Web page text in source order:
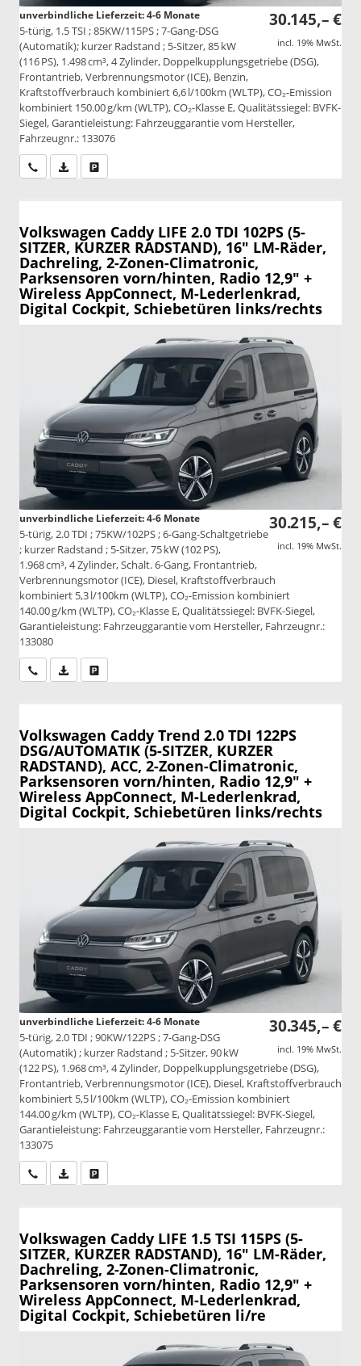
30.145,– €
incl. 19% MwSt.
unverbindliche Lieferzeit: 4-6 Monate
5-türig, 1.5 TSI ; 85KW/115PS ; 7-Gang-DSG
(Automatik); kurzer Radstand ; 5-Sitzer, 85 kW
(116 PS), 1.498 cm³, 4 Zylinder, Doppelkupplungsgetriebe (DSG),
Frontantrieb, Verbrennungsmotor (ICE), Benzin,
Kraftstoffverbrauch kombiniert 6,6 l/100km (WLTP), CO₂-Emission
kombiniert 150.00 g/km (WLTP), CO₂-Klasse E, Qualitätssiegel: BVFK-
Siegel, Garantieleistung: Fahrzeuggarantie vom Hersteller,
Fahrzeugnr.: 133076
Wir rufen Sie anPDF-Datei, Fahrzeugexposé drucken
Volkswagen Caddy LIFE 2.0 TDI 102PS (5-
SITZER, KURZER RADSTAND), 16" LM-Räder,
Dachreling, 2-Zonen-Climatronic,
Parksensoren vorn/hinten, Radio 12,9" +
Wireless AppConnect, M-Lederlenkrad,
Digital Cockpit, Schiebetüren links/rechts
30.215,– €
incl. 19% MwSt.
unverbindliche Lieferzeit: 4-6 Monate
5-türig, 2.0 TDI ; 75KW/102PS ; 6-Gang-Schaltgetriebe
; kurzer Radstand ; 5-Sitzer, 75 kW (102 PS),
1.968 cm³, 4 Zylinder, Schalt. 6-Gang, Frontantrieb,
Verbrennungsmotor (ICE), Diesel, Kraftstoffverbrauch
kombiniert 5,3 l/100km (WLTP), CO₂-Emission kombiniert
140.00 g/km (WLTP), CO₂-Klasse E, Qualitätssiegel: BVFK-Siegel,
Garantieleistung: Fahrzeuggarantie vom Hersteller, Fahrzeugnr.:
133080
Wir rufen Sie anPDF-Datei, Fahrzeugexposé drucken
Volkswagen Caddy Trend 2.0 TDI 122PS
DSG/AUTOMATIK (5-SITZER, KURZER
RADSTAND), ACC, 2-Zonen-Climatronic,
Parksensoren vorn/hinten, Radio 12,9" +
Wireless AppConnect, M-Lederlenkrad,
Digital Cockpit, Schiebetüren links/rechts
30.345,– €
incl. 19% MwSt.
unverbindliche Lieferzeit: 4-6 Monate
5-türig, 2.0 TDI ; 90KW/122PS ; 7-Gang-DSG
(Automatik) ; kurzer Radstand ; 5-Sitzer, 90 kW
(122 PS), 1.968 cm³, 4 Zylinder, Doppelkupplungsgetriebe (DSG),
Frontantrieb, Verbrennungsmotor (ICE), Diesel, Kraftstoffverbrauch
kombiniert 5,5 l/100km (WLTP), CO₂-Emission kombiniert
144.00 g/km (WLTP), CO₂-Klasse E, Qualitätssiegel: BVFK-Siegel,
Garantieleistung: Fahrzeuggarantie vom Hersteller, Fahrzeugnr.:
133075
Wir rufen Sie anPDF-Datei, Fahrzeugexposé drucken
Volkswagen Caddy LIFE 1.5 TSI 115PS (5-
SITZER, KURZER RADSTAND), 16" LM-Räder,
Dachreling, 2-Zonen-Climatronic,
Parksensoren vorn/hinten, Radio 12,9" +
Wireless AppConnect, M-Lederlenkrad,
Digital Cockpit, Schiebetüren li/re